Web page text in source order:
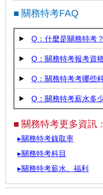
■ 關務特考FAQ
Q：什麼是關務特考？
Q：關務特考報考資
Q：關務特考考哪些
Q：關務特考薪水多
■ 關務特考更多資訊：
▸關務特考錄取率
▸關務特考科目
▸關務特考薪水、福利